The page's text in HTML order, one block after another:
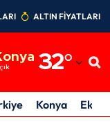
ALTIN FİYATLARI
32°
Adıyaman
Afyonkarahisar
Konya